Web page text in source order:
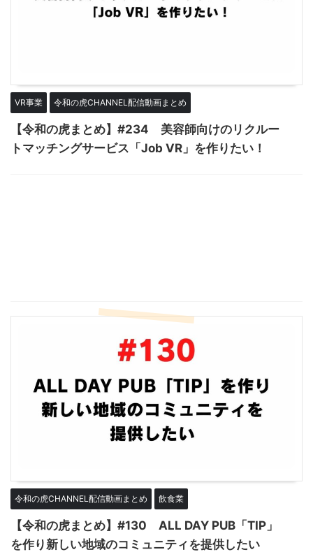
VR事業 令和の虎CHANNEL配信動画まとめ
【令和の虎まとめ】#234 美容師向けのリクルー
トマッチングサービス「Job VR」を作りたい！
令和の虎CHANNEL配信動画まとめ 飲食業
【令和の虎まとめ】#130 ALL DAY PUB「TIP」
を作り新しい地域のコミュニティを提供したい